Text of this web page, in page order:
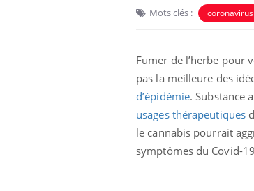
Mots clés : coronavirus
Fumer de l’herbe pour
pas la meilleure des
d’épidémie. Substance
usages thérapeutiques
le cannabis pourrait
symptômes du Covid-
Eczéma Chronique des Mains
expliquer ma maladieYoutube
d'autres non ! D'un côté, poser des
questions sur la maladie d'un